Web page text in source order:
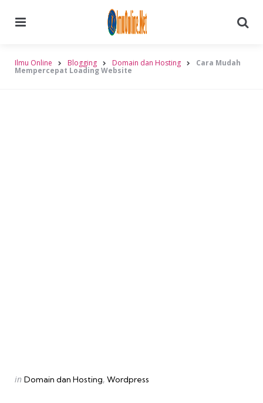
Ilmu Online Blogging Domain dan Hosting Cara Mudah
Mempercepat Loading Website
Categories
Posted
in Domain dan Hosting Wordpress